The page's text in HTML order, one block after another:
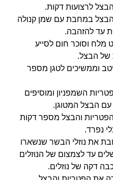
לרצועות דקות.
במחבת עם שמן קנולה
עד להזהבה.
מלח וסוכר חום לסייע
של הבצל.
וממשיכים לטגן מספר
השמפניון ומוסיפים
הבצל המטוגן.
והבצל מספר דקות
נפרד.
את נוזלי הבשר שנשארו
עד לצמצום של הנוזלים
דקה של נוזלים.